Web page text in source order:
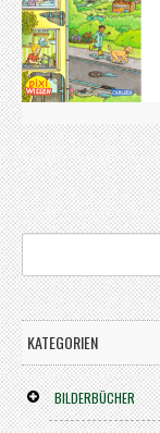
KATEGORIEN
BILDERBÜCHER